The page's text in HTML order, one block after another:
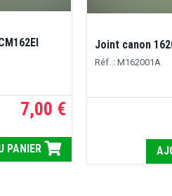
7,00 €
PANIER
Joint canon
Réf. : M162001A